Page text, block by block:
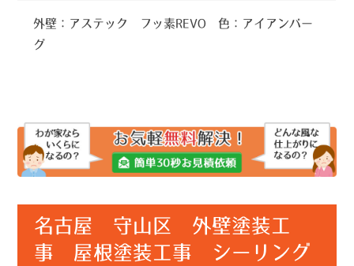
外壁：アステック フッ素REVO 色：アイアンバー
グ
名古屋 守山区 外壁塗装工
事 屋根塗装工事 シーリング